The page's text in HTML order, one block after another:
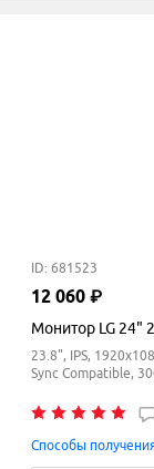
ID: 681523
12 060 ₽
Монитор LG 24"
23.8", IPS,
Sync Compatible,
Способы